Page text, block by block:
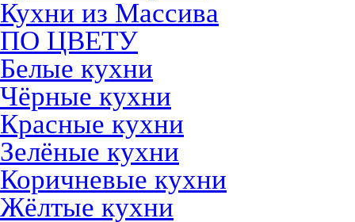
Кухни из Массива
ПО ЦВЕТУ
Белые кухни
Чёрные кухни
Красные кухни
Зелёные кухни
Коричневые кухни
Жёлтые кухни